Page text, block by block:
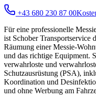
+43 680 230 87 00
Für eine professionelle
ist Schober Transportservice
Räumung einer Messie-
und das richtige Equipment.
verwahrloste und
Schutzausrüstung (PSA),
Koordination und
und ohne Werbung am